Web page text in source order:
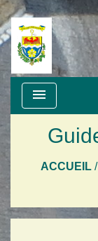
menu
ACCUEIL /